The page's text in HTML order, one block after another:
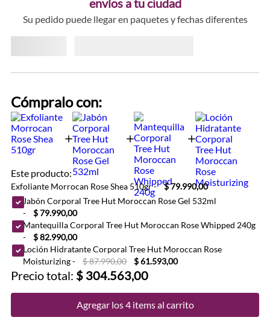
envíos a tu ciudad
Su pedido puede llegar en paquetes y fechas diferentes
Cómpralo con:
Este producto:
Exfoliante Morrocan Rose Shea 510gr-
$ 79.990,00
Jabón Corporal Tree Hut Moroccan Rose Gel 532ml
-
$ 79.990,00
Mantequilla Corporal Tree Hut Moroccan Rose Whipped 240g
-
$ 82.990,00
Loción Hidratante Corporal Tree Hut Moroccan Rose
Moisturizing- $ 87.990,00 $ 61.593,00
Precio total: $ 304.563,00
Agregar los 4 items al carrito